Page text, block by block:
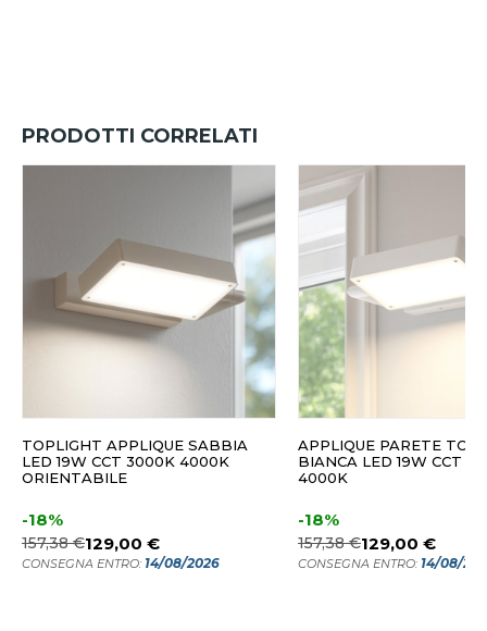
PRODOTTI CORRELATI
TOPLIGHT APPLIQUE SABBIA
LED 19W CCT 3000K 4000K
ORIENTABILE
-18%
157,38 €129,00 €
CONSEGNA ENTRO: 14/08/2026
APPLIQUE PARETE
BIANCA LED 19W CCT
4000K
-18%
157,38 €129,00 €
CONSEGNA ENTRO: 14/08/